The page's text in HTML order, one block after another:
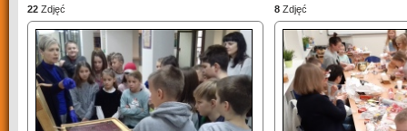
22 Zdjęć 8 Zdjęć